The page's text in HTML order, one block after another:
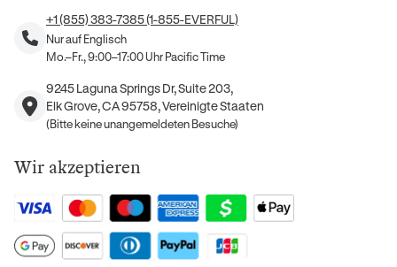
+1 (855) 383-7385 (1-855-EVERFUL)
Nur auf Englisch
Mo.–Fr., 9:00–17:00 Uhr Pacific Time
9245 Laguna Springs Dr, Suite 203,
Elk Grove, CA 95758, Vereinigte Staaten
(Bitte keine unangemeldeten Besuche)
Wir akzeptieren